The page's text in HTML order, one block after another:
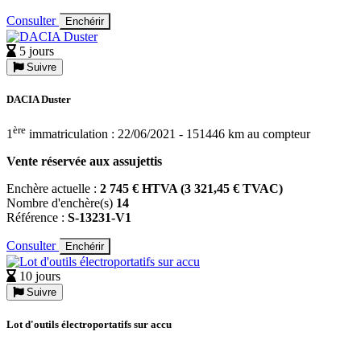
Consulter Enchérir
5 jours
Suivre
DACIA Duster
1 ère immatriculation : 22/06/2021 - 151446 km au compteur
Vente réservée aux assujettis
Enchère actuelle : 2 745 € HTVA (3 321,45 € TVAC)
Nombre d'enchère(s) 14
Référence : S-13231-V1
Consulter Enchérir
10 jours
Suivre
Lot d'outils électroportatifs sur accu